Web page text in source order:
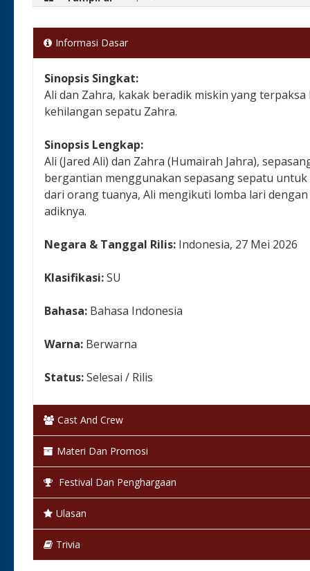
Informasi Dasar
Sinopsis Singkat:
Ali dan Zahra, kakak beradik miskin yang
kehilangan sepatu Zahra.
Sinopsis Lengkap:
Ali (Jared Ali) dan Zahra (Humairah Jahra),
bergantian menggunakan sepasang sepatu
dari orang tuanya, Ali mengikuti lomba lari
adiknya.
Negara & Tanggal Rilis: Indonesia, 27 Mei 2026
Klasifikasi:SU
Bahasa: Bahasa Indonesia
Warna: Berwarna
Status:Selesai / Rilis
Cast And Crew
Materi Dan Promosi
Festival Dan Penghargaan
Ulasan
Trivia